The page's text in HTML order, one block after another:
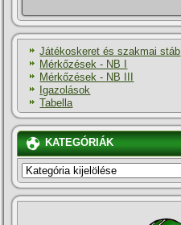
Játékoskeret és szakmai stáb
Mérkőzések - NB I
Mérkőzések - NB III
Igazolások
Tabella
KATEGÓRIÁK
KATEGÓRIÁK